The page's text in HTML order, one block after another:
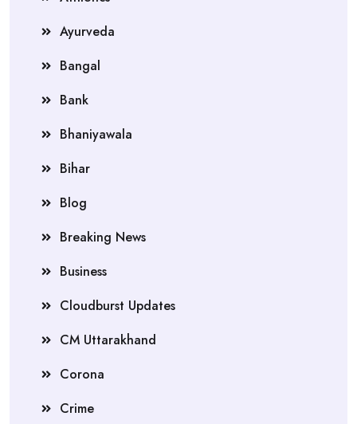
Ayurveda
Bangal
Bank
Bhaniyawala
Bihar
Blog
Breaking News
Business
Cloudburst Updates
CM Uttarakhand
Corona
Crime